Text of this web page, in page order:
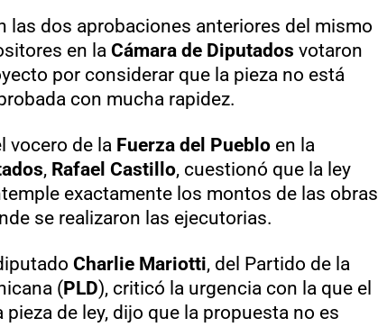
las dos aprobaciones anteriores del mismo
en la Cámara de Diputados votaron
por considerar que la pieza no está
con mucha rapidez.
vocero de la Fuerza del Puebloen la
, Rafael Castillo, cuestionó que la ley
exactamente los montos de las obras
se realizaron las ejecutorias.
Charlie Mariotti, del Partido de la
(PLD), criticó la urgencia con la que el
pieza de ley, dijo que la propuesta no es